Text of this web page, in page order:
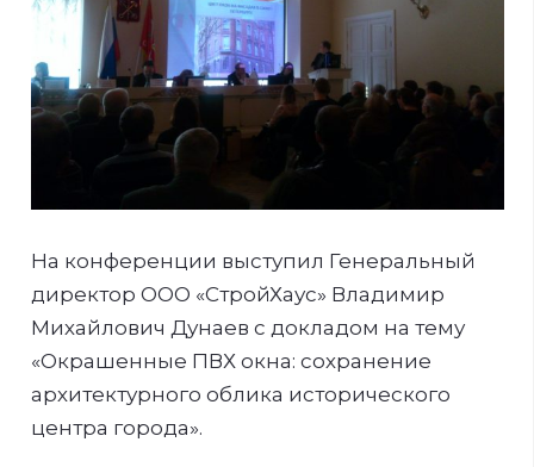
На конференции выступил Генеральный
директор ООО «СтройХаус» Владимир
Михайлович Дунаев с докладом на тему
«Окрашенные ПВХ окна: сохранение
архитектурного облика исторического
центра города».